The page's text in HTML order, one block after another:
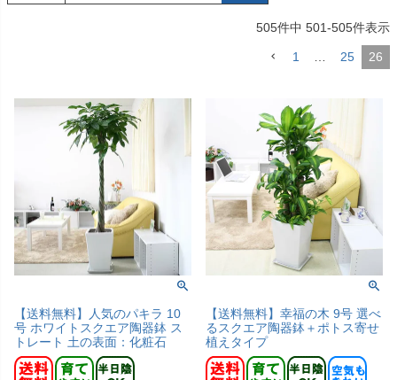
505件中 501-505件表示
1 … 25 26
【送料無料】人気のパキラ 10
号 ホワイトスクエア陶器鉢 ス
トレート 土の表面：化粧石
【送料無料】幸福の木 9号 選べ
るスクエア陶器鉢＋ポトス寄せ
植えタイプ